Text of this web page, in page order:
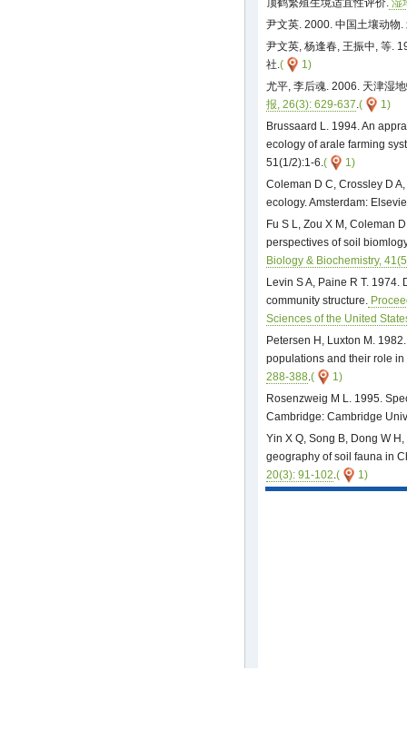
尹文英. 2000. 中国土壤动物.
尹文英, 杨逢春, 王振中, 等.
社. (
1)
尤平, 李后魂. 2006. 天津湿
报, 26(3): 629-637 (
1)
Brussaard L. 1994. An
ecology of arale farming
51(1/2):1-6. (
1)
Coleman D C, Crossley D
ecology. Amsterdam:
Fu S L, Zou X M, Coleman
perspectives of soil
Biology & Biochemistry,
Levin S A, Paine R T. 1974.
community structure.
Sciences of the United
Petersen H, Luxton M.
populations and their role
288-388 (
1)
Rosenzweig M L. 1995.
Cambridge: Cambridge
Yin X Q, Song B, Dong W
geography of soil fauna in
20(3): 91-102 ( 1)